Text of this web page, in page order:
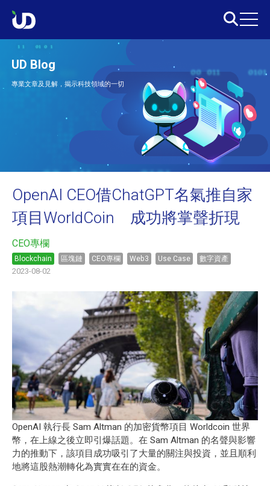
UD Blog
專業文章及見解，揭示科技領域的一切
OpenAI CEO借ChatGPT名氣推自家
項目WorldCoin 成功將掌聲折現
CEO專欄
Blockchain 區塊鏈 CEO專欄 Web3 Use Case 數字資產
2023-08-02
OpenAI 執行長 Sam Altman 的加密貨幣項目 Worldcoin 世界
幣，在上線之後立即引爆話題。在 Sam Altman 的名聲與影響
力的推動下，該項目成功吸引了大量的關注與投資，並且順利
地將這股熱潮轉化為實實在在的資金。